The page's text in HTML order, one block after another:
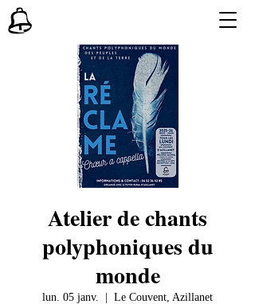
Atelier de chants
polyphoniques du
monde
lun. 05 janv. Le Couvent, Azillanet